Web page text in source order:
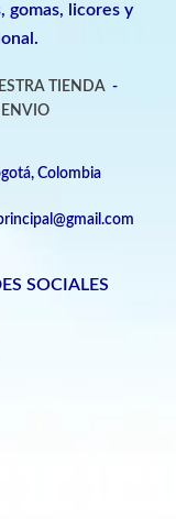
gomas, licores y
TIENDA -
ENVIO
Colombia
SOCIALES